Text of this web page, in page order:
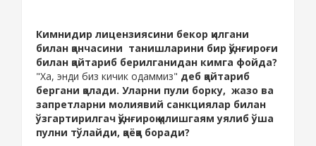
Кимнидир лицензиясини бекор қилгани
билан қанчасини танишларини бир қўнғироғи
билан қайтариб берилганидан кимга фойда?
"Ха, энди биз кичик одаммиз" деб қайтариб
бергани қолади. Уларни пули борку, жазо ва
запретларни молиявий санкциялар билан
ўзгартирилгач қўнғироқ қилишгаям уялиб ўша
пулни тўлайди, қаёққа боради?